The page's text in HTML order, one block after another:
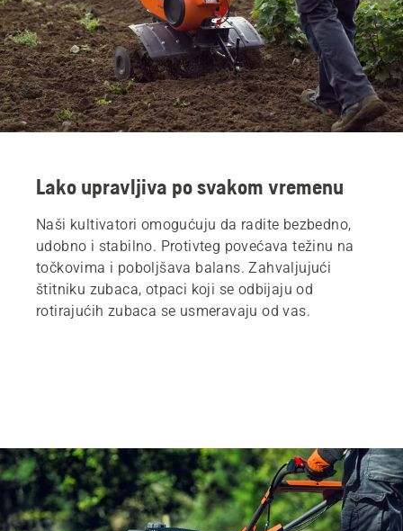
Lako upravljiva po svakom vremenu
Naši kultivatori omogućuju da radite bezbedno,
udobno i stabilno. Protivteg povećava težinu na
točkovima i poboljšava balans. Zahvaljujući
štitniku zubaca, otpaci koji se odbijaju od
rotirajućih zubaca se usmeravaju od vas.